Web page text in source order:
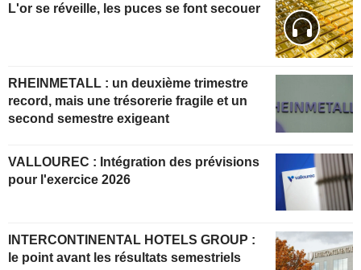
L'or se réveille, les puces se font secouer
RHEINMETALL : un deuxième trimestre
record, mais une trésorerie fragile et un
second semestre exigeant
VALLOUREC : Intégration des prévisions
pour l'exercice 2026
INTERCONTINENTAL HOTELS GROUP :
le point avant les résultats semestriels